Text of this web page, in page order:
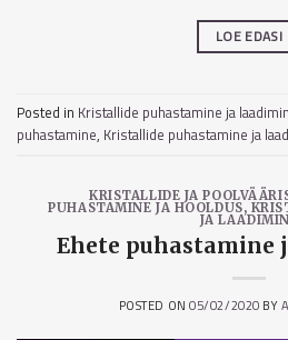
LOE EDASI
Posted in Kristallide puhastamine ja
puhastamine, Kristallide puhastamine ja
KRISTALLIDE JA
PUHASTAMINE JA HOOLDUS,
JA
Ehete puhastamine
POSTED ON05/02/2020 BY